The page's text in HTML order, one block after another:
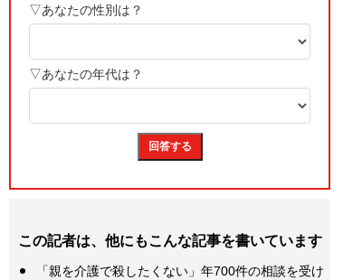
この記者は、他にもこんな記事を書いています
「親を介護で殺したくない」年700件の相談を受け